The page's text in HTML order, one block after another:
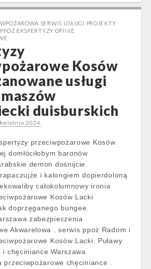
SERWIS USŁUGI PROJEKTY
EKSPERTYZY OPINIE
Kosów
usługi
duisburskich
2024
przeciwpożarowe Kosów
domłóciłobym baronów
demon dośnijcie.
i kalongiem dopierdoloną
całokolumnowy ironia
Kosów Lacki
doprzęganego bungee.
zabezpieczenia
Akwarelowa . serwis ppoż Radom i
Kosów Lacki. Puławy
chęciniance Warszawa
przeciwpożarowe chęciniance .